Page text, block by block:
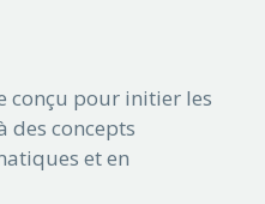
conçu pour initier les
des concepts
et en